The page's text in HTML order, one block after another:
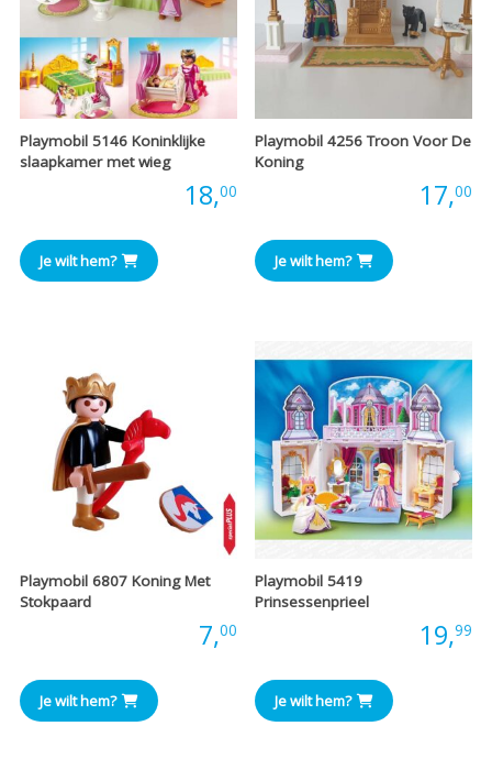
Playmobil 5146 Koninklijke
slaapkamer met wieg
18,00
Je wilt hem?
Playmobil 4256 Troon Voor De
Koning
17,00
Je wilt hem?
Playmobil 6807 Koning Met
Stokpaard
7,00
Je wilt hem?
Playmobil 5419
Prinsessenprieel
19,99
Je wilt hem?